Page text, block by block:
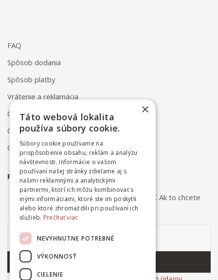
FAQ
Spôsob dodania
Spôsob platby
Vrátenie a reklamácia
Odstúpenie od zmluvy online
Obchodné podmienky
Ochrana osobných údajov
PRIHLÁSTE SA NA ODBER NOVINIEK
Odber noviniek môžete kedykoľvek zrušiť. Ak to chcete
urobiť, kontaktujte nás.
×
Táto webová lokalita
používa súbory cookie.
Súbory cookie používame na
prispôsobenie obsahu, reklám a analýzu
návštevnosti. Informácie o vašom
používaní našej stránky zdieľame aj s
našimi reklamnými a analytickými
partnermi, ktorí ich môžu kombinovať s
inými informáciami, ktoré ste im poskytli
alebo ktoré zhromaždili pri používaní ich
služieb. Prečítať viac
NEVYHNUTNE POTREBNÉ
VÝKONNOSŤ
CIELENIE